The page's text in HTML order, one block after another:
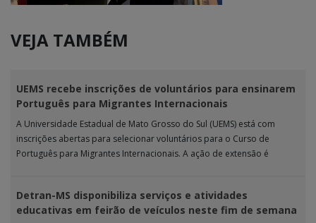
VEJA TAMBÉM
UEMS recebe inscrições de voluntários para ensinarem
Português para Migrantes Internacionais
A Universidade Estadual de Mato Grosso do Sul (UEMS) está com
inscrições abertas para selecionar voluntários para o Curso de
Português para Migrantes Internacionais. A ação de extensão é
Detran-MS disponibiliza serviços e atividades
educativas em feirão de veículos neste fim de semana